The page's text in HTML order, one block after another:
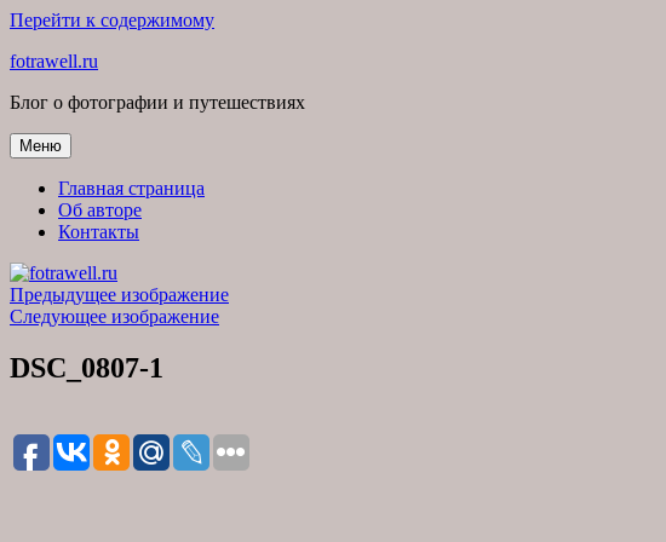
Перейти к содержимому
fotrawell.ru
Блог о фотографии и путешествиях
Меню
Главная страница
Об авторе
Контакты
Предыдущее изображение
Следующее изображение
DSC_0807-1